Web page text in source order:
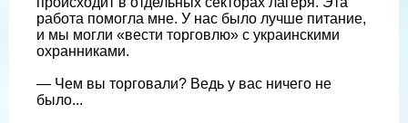
работа помогла мне. У нас было лучше питание,
и мы могли «вести торговлю» с украинскими
охранниками.
— Чем вы торговали? Ведь у вас ничего не
было...